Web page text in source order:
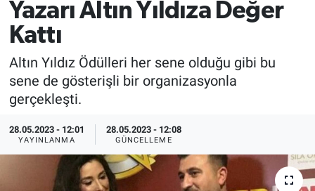
Yazarı Altın Yıldıza Değer
Kattı
Altın Yıldız Ödülleri her sene olduğu gibi bu
sene de gösterişli bir organizasyonla
gerçekleşti.
28.05.2023 - 12:01
YAYINLANMA
28.05.2023 - 12:08
GÜNCELLEME